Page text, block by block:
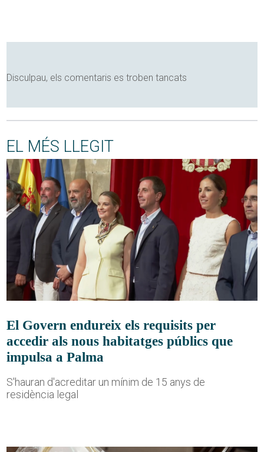
Disculpau, els comentaris es troben tancats
EL MÉS LLEGIT
El Govern endureix els requisits per
accedir als nous habitatges públics que
impulsa a Palma
S'hauran d'acreditar un mínim de 15 anys de
residència legal